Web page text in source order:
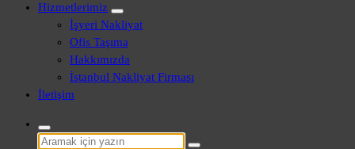
Hizmetlerimiz
İşyeri Nakliyat
Ofis Taşıma
Hakkımızda
İstanbul Nakliyat Firması
İletişim
Şunu